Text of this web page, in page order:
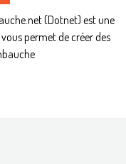
(Dotnet) est une
permet de créer des